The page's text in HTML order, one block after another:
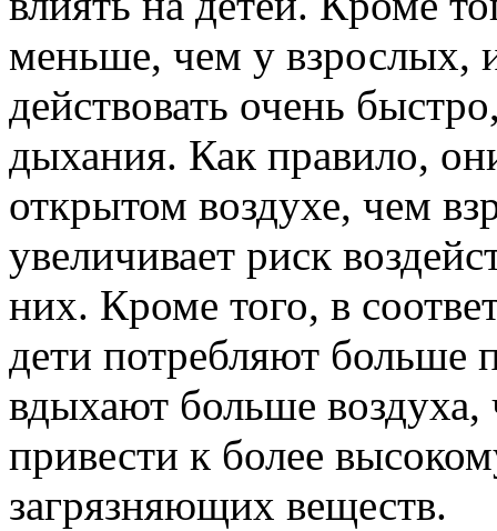
меньше, чем у взрослых,
действовать очень
дыхания. Как правило,
открытом воздухе, чем
увеличивает риск
них. Кроме того, в
дети потребляют
вдыхают больше
привести к более
загрязняющих веществ.